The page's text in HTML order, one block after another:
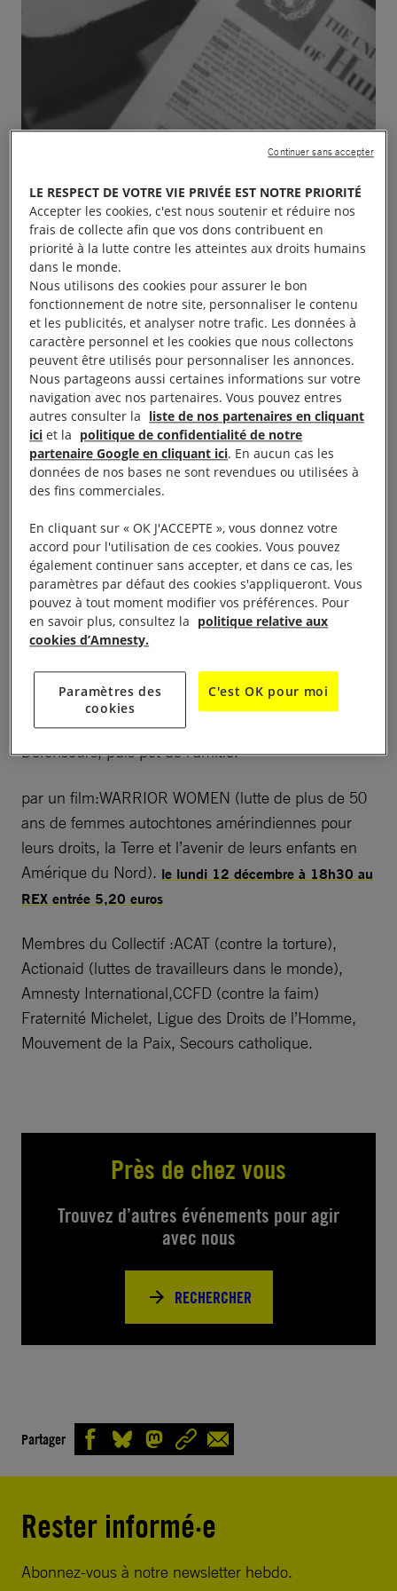
LE COLLECTIF DU 10 DECEMBRE organise 3
évènements cette année en lien avec les peuples
autochtonesL
Il vous invite à commémorer le 74e anniversaire de
une conférence à l’IUT:jeudi 8 décembre à 18h30
LES DROITS des PEUPLES AUTOCHTONES : UNE
LUTTE POUR TOUTE l’HUMANITE.Par une
militantede SURVIVAL INTERNATIONAL, Marie
Ndenga Hagbe
par une cérémonie dans le Jardin du Musée
Edmond Michelet : le samedi 10 décembre à 11h00
Hommage à la Déclaration Universelle et à ses
Défenseurs; puis pot de l’amitié.
par un film:WARRIOR WOMEN (lutte de plus de 50
ans de femmes autochtones amérindiennes pour
leurs droits, la Terre et l’avenir de leurs enfants en
Amérique du Nord). le lundi 12 décembre à 18h30 au
REX entrée 5,20 euros
Membres du Collectif :ACAT (contre la torture),
Actionaid (luttes de travailleurs dans le monde),
Amnesty International,CCFD (contre la faim)
Fraternité Michelet, Ligue des Droits de l’Homme,
Mouvement de la Paix, Secours catholique.
Près de chez vous
Trouvez d’autres événements pour agir
avec nous
RECHERCHER
Partager
Rester informé·e
Abonnez-vous à notre newsletter hebdo.
LE RESPECT DE VOTRE VIE PRIVÉE EST NOTRE PRIORITÉ
Accepter les cookies, c'est nous soutenir et réduire nos
frais de collecte afin que vos dons contribuent en
priorité à la lutte contre les atteintes aux droits humains
dans le monde.
Nous utilisons des cookies pour assurer le bon
fonctionnement de notre site, personnaliser le contenu
et les publicités, et analyser notre trafic. Les données à
caractère personnel et les cookies que nous collectons
peuvent être utilisés pour personnaliser les annonces.
Nous partageons aussi certaines informations sur votre
navigation avec nos partenaires. Vous pouvez entres
autres consulter la liste de nos partenaires en cliquant
ici et la politique de confidentialité de notre
partenaire Google en cliquant ici. En aucun cas les
données de nos bases ne sont revendues ou utilisées à
des fins commerciales.
En cliquant sur « OK J'ACCEPTE », vous donnez votre
accord pour l'utilisation de ces cookies. Vous pouvez
également continuer sans accepter, et dans ce cas, les
paramètres par défaut des cookies s'appliqueront. Vous
pouvez à tout moment modifier vos préférences. Pour
en savoir plus, consultez la politique relative aux
cookies d’Amnesty.
Paramètres des
cookies
C'est OK pour moi
Continuer sans accepter